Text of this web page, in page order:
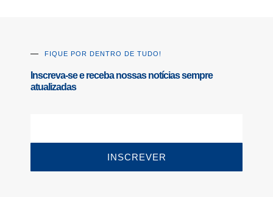
FIQUE POR DENTRO DE TUDO!
Inscreva-se e receba nossas notícias sempre
atualizadas
INSCREVER